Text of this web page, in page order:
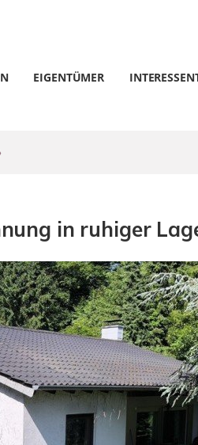
EIGENTÜMER
in ruhiger